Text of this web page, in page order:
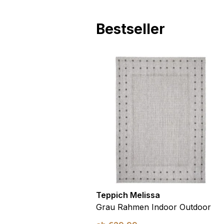
Bestseller
Teppich Melissa
Grau Rahmen Indoor Outdoor